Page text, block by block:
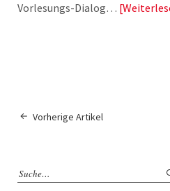
Vorlesungs-Dialog…
Vorherige Artikel